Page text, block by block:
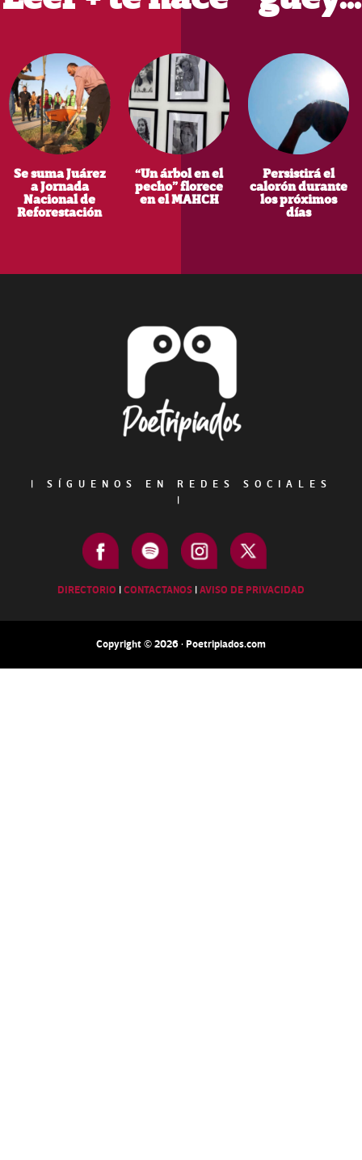
Se suma Juárez
a Jornada
Nacional de
Reforestación
“Un árbol en el
pecho” florece
en el MAHCH
Persistirá el
calorón durante
los próximos
días
|
SÍGUENOS EN REDES SOCIALES
|
DIRECTORIO |CONTACTANOS |AVISO DE PRIVACIDAD
Copyright © 2026 · Poetripiados.com